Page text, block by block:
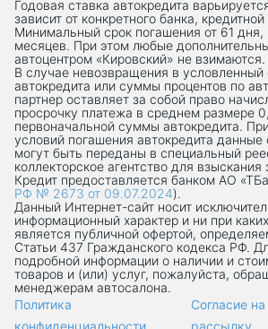
Годовая ставка автокредита
зависит от конкретного банка,
Минимальный срок погашения от 61
месяцев. При этом любые
автоцентром «Кировский» не взимаются.
В случае невозвращения в
автокредита или суммы процентов по
партнер оставляет за собой право
просрочку платежа в среднем размере
первоначальной суммы автокредита.
условий погашения автокредита данные
могут быть переданы в специальный
коллекторское агентство для
Кредит предоставляется банком АО
РФ № 2673 от 09.07.2024).
Данный Интернет-сaйт носит
информационный характер и ни при
является публичной офертой,
Статьи 437 Гражданского кодекса РФ.
подробной информации о наличии и
товаров и (или) услуг, пожалуйста,
менеджерам автосалона.
Политика
конфиденциальности
Согласие
рассылку